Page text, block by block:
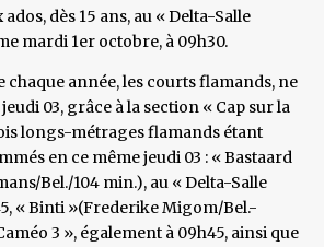
ados, dès 15 ans, au « Delta-Salle
mardi 1er octobre, à 09h30.
chaque année, les courts flamands, ne
03, grâce à la section « Cap sur la
longs-métrages flamands étant
en ce même jeudi 03 : « Bastaard
Bel./104 min.), au « Delta-Salle
« Binti »(Frederike Migom/Bel.-
3 », également à 09h45, ainsi que